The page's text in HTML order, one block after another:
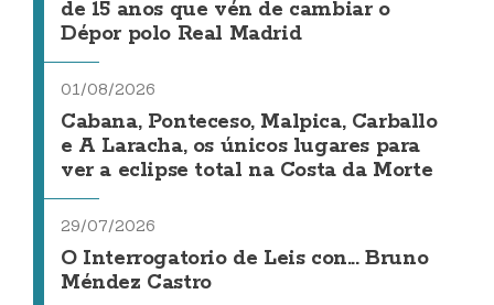
de 15 anos que vén de cambiar o
Dépor polo Real Madrid
01/08/2026
Cabana, Ponteceso, Malpica, Carballo
e A Laracha, os únicos lugares para
ver a eclipse total na Costa da Morte
29/07/2026
O Interrogatorio de Leis con... Bruno
Méndez Castro